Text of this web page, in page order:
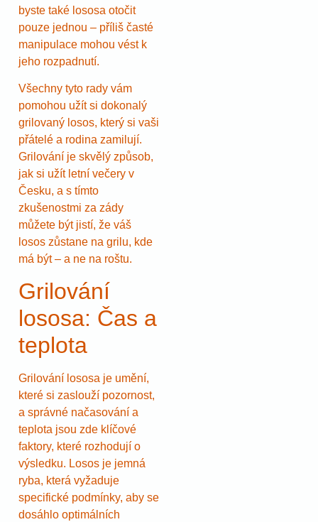
byste také lososa otočit
pouze jednou – příliš časté
manipulace mohou vést k
jeho rozpadnutí.
Všechny tyto rady vám
pomohou užít si dokonalý
grilovaný losos, který si vaši
přátelé a rodina zamilují.
Grilování je skvělý způsob,
jak si užít letní večery v
Česku, a s tímto
zkušenostmi za zády
můžete být jistí, že váš
losos zůstane na grilu, kde
má být – a ne na roštu.
Grilování
lososa: Čas a
teplota
Grilování lososa je umění,
které si zaslouží pozornost,
a správné načasování a
teplota jsou zde klíčové
faktory, které rozhodují o
výsledku. Losos je jemná
ryba, která vyžaduje
specifické podmínky, aby se
dosáhlo optimálních